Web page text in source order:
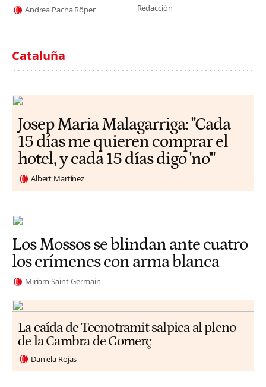
Andrea Pacha Röper Redacción
Cataluña
​​Josep Maria Malagarriga: "Cada
15 días me quieren comprar el
hotel, y cada 15 días digo 'no'"
Albert Martínez
Los Mossos se blindan ante cuatro
los crímenes con arma blanca
Miriam Saint-Germain
La caída de Tecnotramit salpica al pleno
de la Cambra de Comerç
Daniela Rojas